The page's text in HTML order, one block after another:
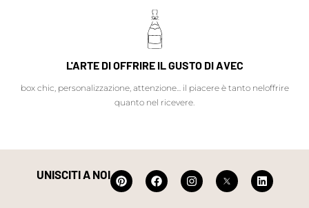
L'ARTE DI OFFRIRE IL GUSTO DI AVEC
box chic, personalizzazione, attenzione... il piacere è tanto neloffrire
quanto nel ricevere.
UNISCITI A NOI